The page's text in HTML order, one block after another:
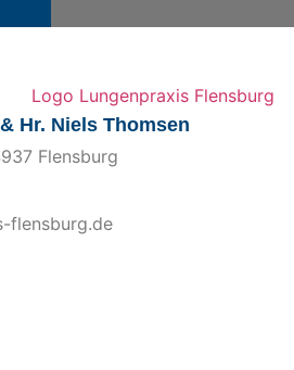
Hr. Niels Thomsen
Flensburg
flensburg.de